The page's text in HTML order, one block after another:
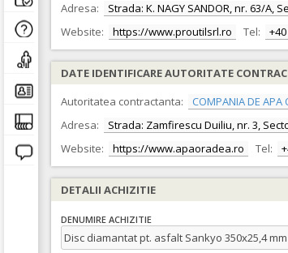
Adresa:
Strada: K. NAGY SANDOR, nr. 63/A,
Website:
https://www.proutilsrl.ro Tel:
DATE IDENTIFICARE AUTORITATE
Autoritatea contractanta:
COMPANIA DE APA
Adresa:
Strada: Zamfirescu Duiliu, nr. 3,
Website:
https://www.apaoradea.ro Tel:
DETALII ACHIZITIE
DENUMIRE ACHIZITIE
Disc diamantat pt. asfalt Sankyo 350x25,4 mm